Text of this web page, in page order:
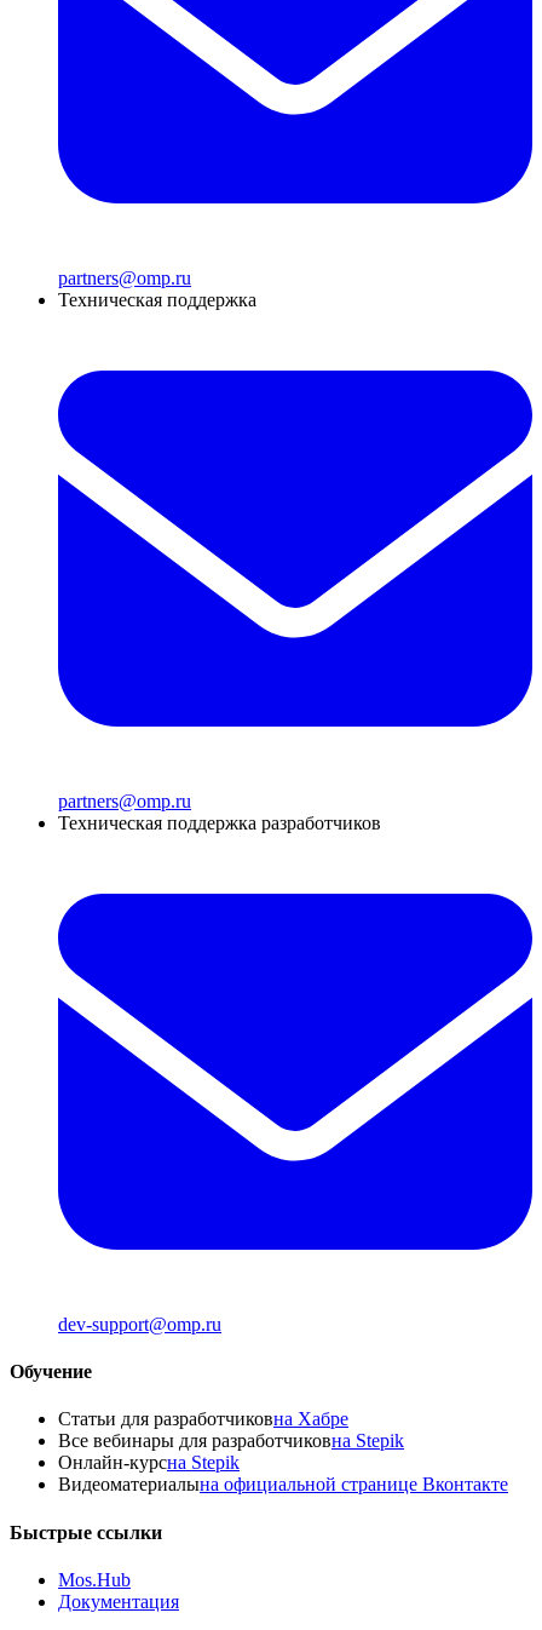
partners@omp.ru
Техническая поддержка
partners@omp.ru
Техническая поддержка разработчиков
dev-support@omp.ru
Обучение
Статьи для разработчиковна Хабре
Все вебинары для разработчиковна Stepik
Онлайн-курсна Stepik
Видеоматериалына официальной странице Вконтакте
Быстрые ссылки
Mos.Hub
Документация